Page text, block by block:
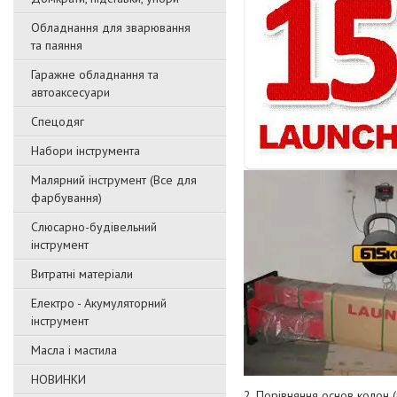
Обладнання для зварювання
та паяння
Гаражне обладнання та
автоаксесуари
Спецодяг
Набори інструмента
Малярний інструмент (Все для
фарбування)
Слюсарно-будівельний
інструмент
Витратні матеріали
Електро - Акумуляторний
інструмент
Масла і мастила
НОВИНКИ